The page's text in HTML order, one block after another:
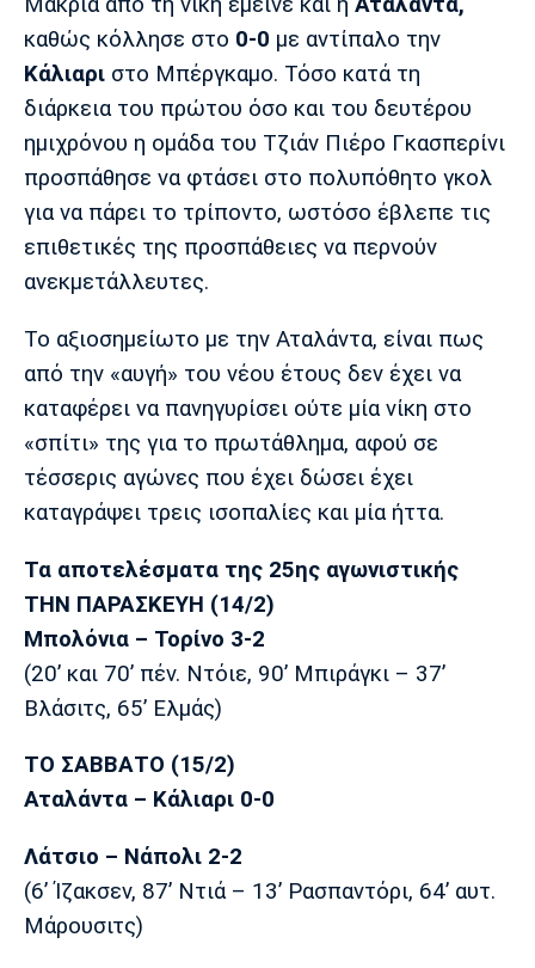
Ντόρτμουντ
Ζερμέν
Μονακό
Ερυθρός
Αστέρας
Τότεναμ
Πόρτο
καθώς κόλλησε στο 0-0 με αντίπαλο την
Κάλιαρι στο Μπέργκαμο. Τόσο κατά τη
διάρκεια του πρώτου όσο και του δευτέρου
ημιχρόνου η ομάδα του Τζιάν Πιέρο Γκασπερίνι
προσπάθησε να φτάσει στο πολυπόθητο γκολ
για να πάρει το τρίποντο, ωστόσο έβλεπε τις
επιθετικές της προσπάθειες να περνούν
ανεκμετάλλευτες.
Το αξιοσημείωτο με την Αταλάντα, είναι πως
από την «αυγή» του νέου έτους δεν έχει να
καταφέρει να πανηγυρίσει ούτε μία νίκη στο
«σπίτι» της για το πρωτάθλημα, αφού σε
τέσσερις αγώνες που έχει δώσει έχει
καταγράψει τρεις ισοπαλίες και μία ήττα.
Τα αποτελέσματα της 25ης αγωνιστικής
ΤΗΝ ΠΑΡΑΣΚΕΥΗ (14/2)
Μπολόνια – Τορίνο 3-2
(20’ και 70’ πέν. Ντόιε, 90’ Μπιράγκι – 37’
Βλάσιτς, 65’ Ελμάς)
ΤΟ ΣΑΒΒΑΤΟ (15/2)
Αταλάντα – Κάλιαρι 0-0
Λάτσιο – Νάπολι 2-2
(6’ Ίζακσεν, 87’ Ντιά – 13’ Ρασπαντόρι, 64’ αυτ.
Μάρουσιτς)